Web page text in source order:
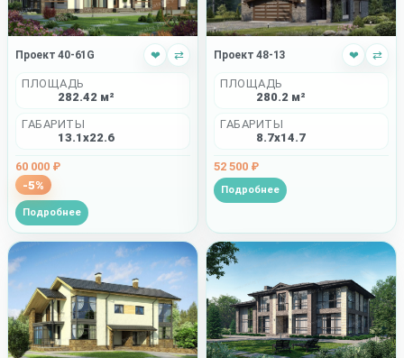
Проект 40-61G ❤ ⇄
ПЛОЩАДЬ
282.42 м²
ГАБАРИТЫ
13.1x22.6
60 000 ₽
-5%
Подробнее
Проект 48-13 ❤ ⇄
ПЛОЩАДЬ
280.2 м²
ГАБАРИТЫ
8.7x14.7
52 500 ₽
Подробнее